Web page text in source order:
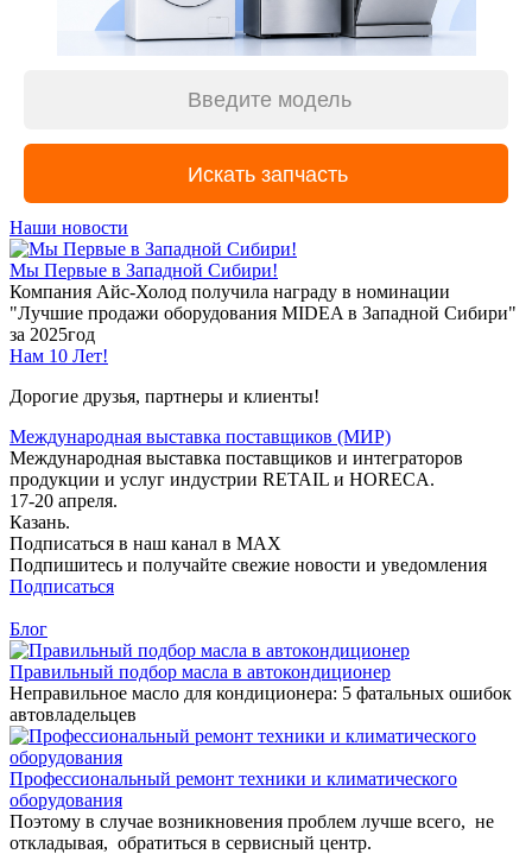
Наши новости
Мы Первые в Западной Сибири!
Компания Айс-Холод получила награду в номинации
"Лучшие продажи оборудования MIDEA в Западной Сибири"
за 2025год
Нам 10 Лет!
Дорогие друзья, партнеры и клиенты!
Международная выставка поставщиков (МИР)
Международная выставка поставщиков и интеграторов
продукции и услуг индустрии RETAIL и HORECA.
17-20 апреля.
Казань.
Подписаться в наш канал в MAX
Подпишитесь и получайте свежие новости и уведомления
Подписаться
Блог
Правильный подбор масла в автокондиционер
Неправильное масло для кондиционера: 5 фатальных ошибок
автовладельцев
Профессиональный ремонт техники и климатического
оборудования
Поэтому в случае возникновения проблем лучше всего, не
откладывая, обратиться в сервисный центр.